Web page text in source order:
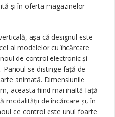
și în oferta magazinelor
așa că designul este
al modelelor cu încărcare
de control electronic și
se distinge față de
animată. Dimensiunile
aceasta fiind mai înaltă față
modalității de încărcare și, în
de control este unul foarte